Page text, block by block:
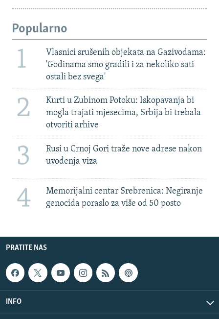
Popularno
1
Vlasnici srušenih objekata na Gazivodama:
'Godinama smo gradili i za nekoliko sati
ostali bez svega'
2
Kurti u Zubinom Potoku: Iskopavanja bi
mogla trajati mjesecima, Srbija bi trebala
otvoriti arhive
3
Rusi u Crnoj Gori traže nove adrese nakon
uvođenja viza
4
Memorijalni centar Srebrenica: Negiranje
genocida poraslo za više od 50 posto
PRATITE NAS
INFO